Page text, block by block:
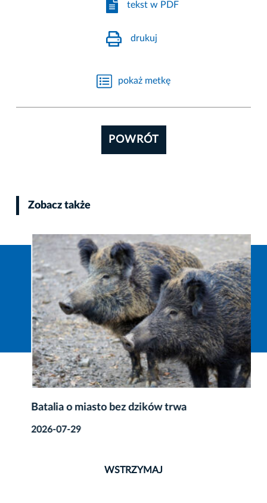
tekst w PDF
drukuj
pokaż metkę
POWRÓT
Zobacz także
Batalia o miasto bez dzików trwa
2026-07-29
WSTRZYMAJ